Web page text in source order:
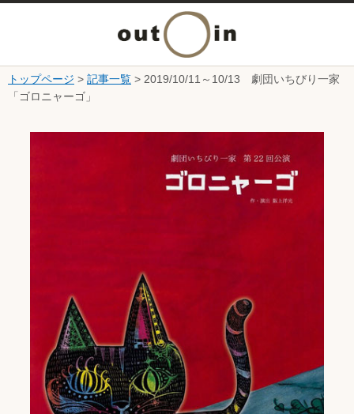
本文へ
ニ
ュ
トップページ > 記事一覧 > 2019/10/11～10/13 劇団いちびり一家
「ゴロニャーゴ」